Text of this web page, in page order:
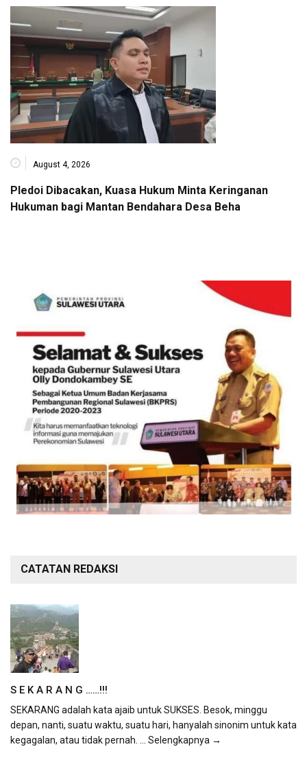
August 4, 2026
Pledoi Dibacakan, Kuasa Hukum Minta Keringanan
Hukuman bagi Mantan Bendahara Desa Beha
CATATAN REDAKSI
S E K A R A N G ……!!!
SEKARANG adalah kata ajaib untuk SUKSES. Besok, minggu
depan, nanti, suatu waktu, suatu hari, hanyalah sinonim untuk kata
kegagalan, atau tidak pernah. ... Selengkapnya →